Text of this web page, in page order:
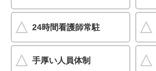
24時間看護師常駐
手厚い人員体制